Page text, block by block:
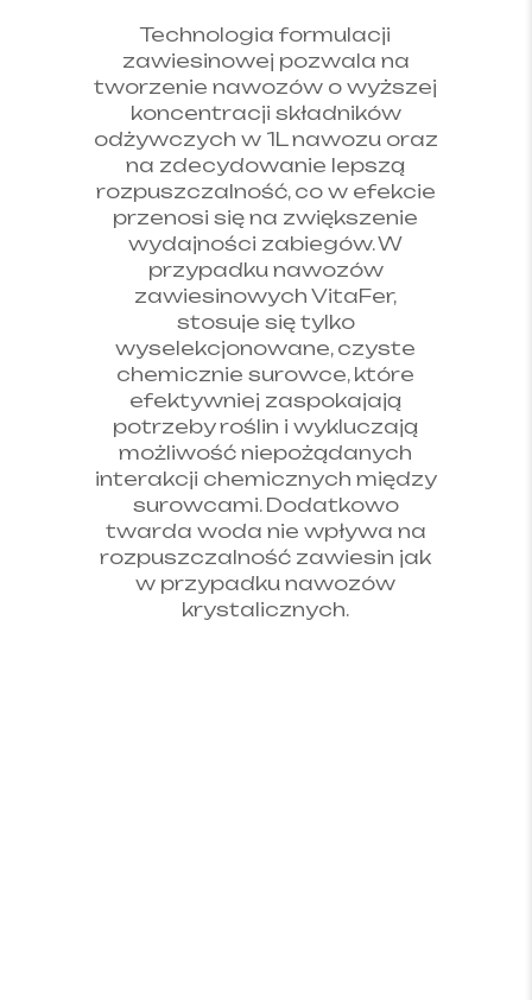
Technologia formulacji
zawiesinowej pozwala na
tworzenie nawozów o wyższej
koncentracji składników
odżywczych w 1L nawozu oraz
na zdecydowanie lepszą
rozpuszczalność, co w efekcie
przenosi się na zwiększenie
wydajności zabiegów. W
przypadku nawozów
zawiesinowych VitaFer,
stosuje się tylko
wyselekcjonowane, czyste
chemicznie surowce, które
efektywniej zaspokajają
potrzeby roślin i wykluczają
możliwość niepożądanych
interakcji chemicznych między
surowcami. Dodatkowo
twarda woda nie wpływa na
rozpuszczalność zawiesin jak
w przypadku nawozów
krystalicznych.